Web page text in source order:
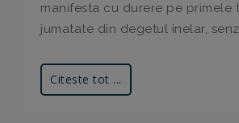
manifesta cu durere pe primele
jumatate din degetul inelar,
Citeste tot ...